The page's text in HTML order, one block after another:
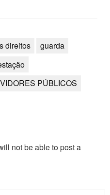
direitos
guarda
PÚBLICOS
not be able to post a